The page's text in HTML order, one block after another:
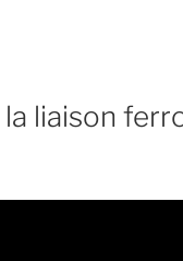
liaison